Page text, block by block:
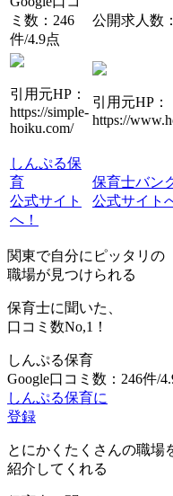
ミ数：246
件/4.9点
公開求人数
引用元HP：
https://simple-
hoiku.com/
引用元HP：
https://
しんぷる保
育
公式サイト
へ！
保育士バン
公式サイト
関東で自分にピッタリの
職場が見つけられる
保育士に聞いた、
口コミ数No,1！
しんぷる保育
Google口コミ数：246件/
しんぷる保育に
登録
とにかくたくさんの職場
紹介してくれる